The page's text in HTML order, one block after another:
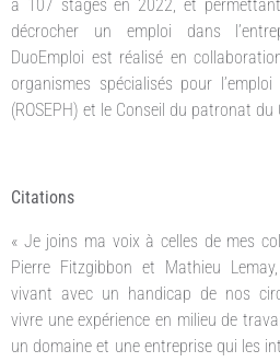
à 107 stages en 2022, et
décrocher un emploi dans
DuoEmploi est réalisé en
organismes spécialisés pour
(ROSEPH) et le Conseil du patronat du
Citations
« Je joins ma voix à celles de mes
Pierre Fitzgibbon et Mathieu
vivant avec un handicap de nos
vivre une expérience en milieu de
un domaine et une entreprise qui les